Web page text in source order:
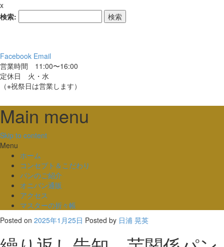
x
検索:
Facebook Email
営業時間 11:00〜16:00
定休日 火・水
（※祝祭日は営業します）
Main menu
Skip to content
Menu
ホーム
コンセプト＆こだわり
パンのご紹介
オニパン通販
アクセス
マスターの折々帳
Posted on 2025年1月25日 Posted by 日浦 晃英